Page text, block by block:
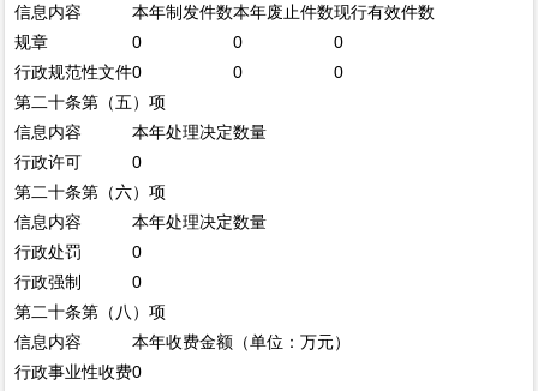
信息内容
本年制发件数本年废止件数现行有效件数
规章
0 0
0
行政规范性文件0 0
0
第二十条第（五）项
信息内容
本年处理决定数量
行政许可
0
第二十条第（六）项
信息内容
本年处理决定数量
行政处罚
0
行政强制
0
第二十条第（八）项
信息内容
本年收费金额（单位：万元）
行政事业性收费0